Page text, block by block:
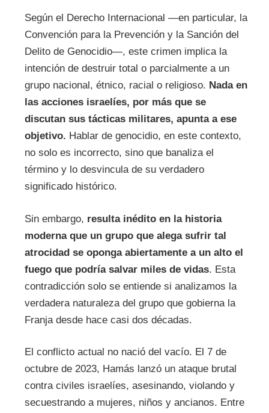
Según el Derecho Internacional —en particular, la
Convención para la Prevención y la Sanción del
Delito de Genocidio—, este crimen implica la
intención de destruir total o parcialmente a un
grupo nacional, étnico, racial o religioso. Nada en
las acciones israelíes, por más que se
discutan sus tácticas militares, apunta a ese
objetivo. Hablar de genocidio, en este contexto,
no solo es incorrecto, sino que banaliza el
término y lo desvincula de su verdadero
significado histórico.
Sin embargo, resulta inédito en la historia
moderna que un grupo que alega sufrir tal
atrocidad se oponga abiertamente a un alto el
fuego que podría salvar miles de vidas. Esta
contradicción solo se entiende si analizamos la
verdadera naturaleza del grupo que gobierna la
Franja desde hace casi dos décadas.
El conflicto actual no nació del vacío. El 7 de
octubre de 2023, Hamás lanzó un ataque brutal
contra civiles israelíes, asesinando, violando y
secuestrando a mujeres, niños y ancianos. Entre